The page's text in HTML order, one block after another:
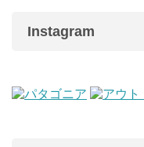
Instagram